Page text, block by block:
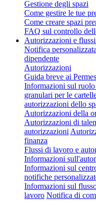
Gestione degli spazi
Come gestire le tue
Come creare spazi
FAQ sul controllo
Autorizzazioni e
Notifica
dipendente
Autorizzazioni
Guida breve ai
Informazioni sul
granulari per le
autorizzazioni dello
Autorizzazioni della
Autorizzazioni di
autorizzazioni
finanza
Flussi di lavoro e
Informazioni
Informazioni sul
notifiche
Informazioni sul
lavoro Notifica di